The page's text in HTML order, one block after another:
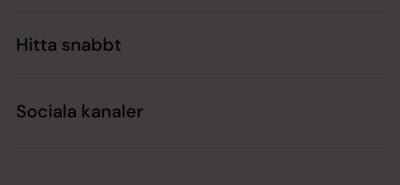
Hitta snabbt
Sociala kanaler